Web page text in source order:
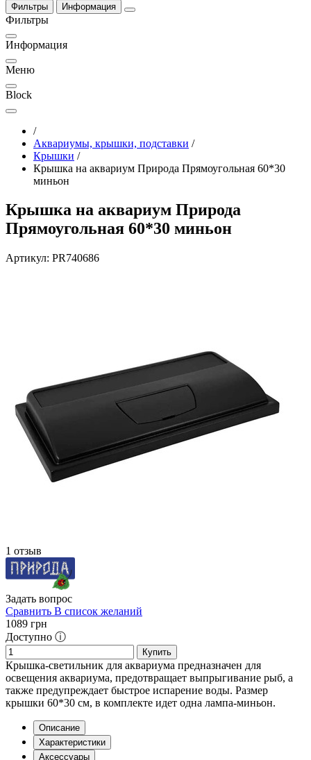
Фильтры Информация
Фильтры
Информация
Меню
Block
/
Аквариумы, крышки, подставки /
Крышки /
Крышка на аквариум Природа Прямоугольная 60*30
миньон
Крышка на аквариум Природа
Прямоугольная 60*30 миньон
Артикул: PR740686
1 отзыв
Задать вопрос
Сравнить В список желаний
1089 грн
Доступно ⓘ
Купить
Крышка-светильник для аквариума предназначен для
освещения аквариума, предотвращает выпрыгивание рыб, а
также предупреждает быстрое испарение воды. Размер
крышки 60*30 см, в комплекте идет одна лампа-миньон.
Описание
Характеристики
Аксессуары